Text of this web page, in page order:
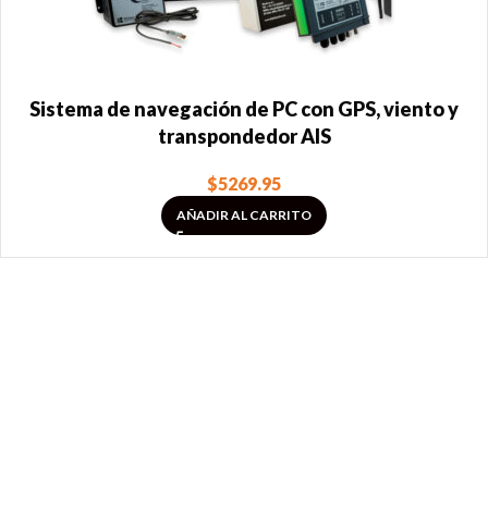
Sistema de navegación de PC con GPS, viento y
transpondedor AIS
$5269.95
AÑADIR AL CARRITO